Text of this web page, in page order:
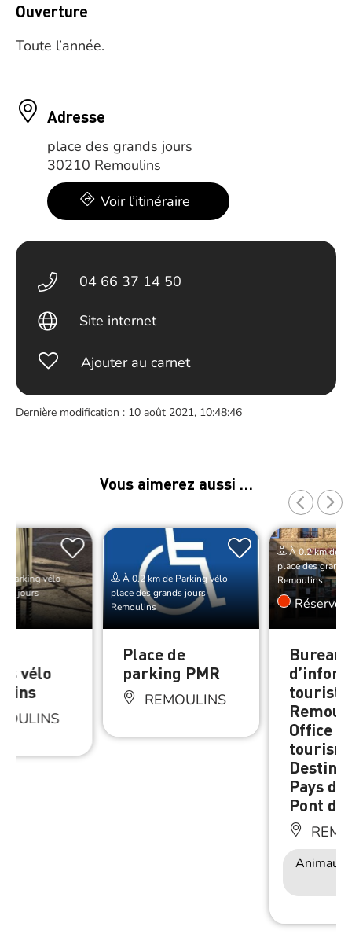
Ouverture
Toute l’année.
Adresse
place des grands jours
30210 Remoulins
Voir l’itinéraire
04 66 37 14 50
Site internet
Ajouter au carnet
Dernière modification : 10 août 2021, 10:48:46
Vous aimerez aussi …
Parking vélo
jours
vélo
À 0.2 km de Parking vélo
place des grands jours
Remoulins
Place de
parking PMR
REMOULINS
À 0.2 km de
place des grands
Remoulins
Réserver
Bureau
Office
Pays
Pont du
Animaux